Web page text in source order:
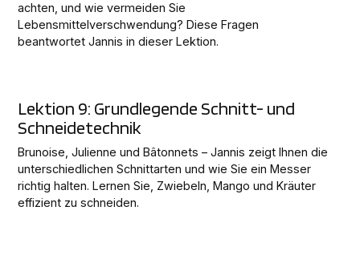
achten, und wie vermeiden Sie
Lebensmittelverschwendung? Diese Fragen
beantwortet Jannis in dieser Lektion.
Lektion 9: Grundlegende Schnitt- und
Schneidetechnik
Brunoise, Julienne und Bâtonnets – Jannis zeigt Ihnen die
unterschiedlichen Schnittarten und wie Sie ein Messer
richtig halten. Lernen Sie, Zwiebeln, Mango und Kräuter
effizient zu schneiden.